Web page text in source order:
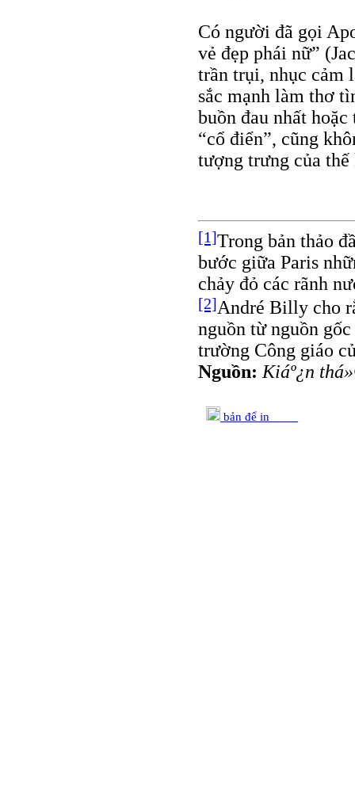
Có người đã gọi
vẻ đẹp phái nữ”
trần trụi, nhục cảm
sắc mạnh làm thơ
buồn đau nhất
“cổ điển”, cũng
tượng trưng của
[1]Trong bản thảo
bước giữa Paris
chảy đỏ các rãnh
[2]André Billy cho
nguồn từ nguồn
trường Công giáo
Nguồn:Kiáº¿n
bản để in